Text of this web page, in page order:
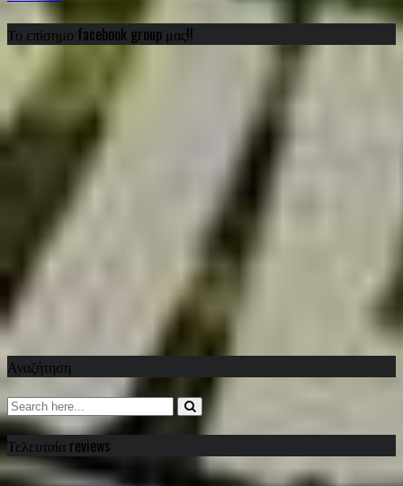
Το επίσημο facebook group μας!!
Αναζήτηση
Τελευταία reviews